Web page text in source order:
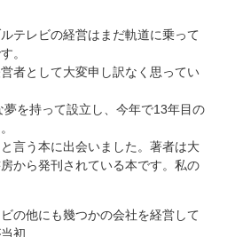
テレビの経営はまだ軌道に乗って
。
者として大変申し訳なく思ってい
を持って設立し、今年で13年目の
言う本に出会いました。著者は大
から発刊されている本です。私の
の他にも幾つかの会社を経営して
初